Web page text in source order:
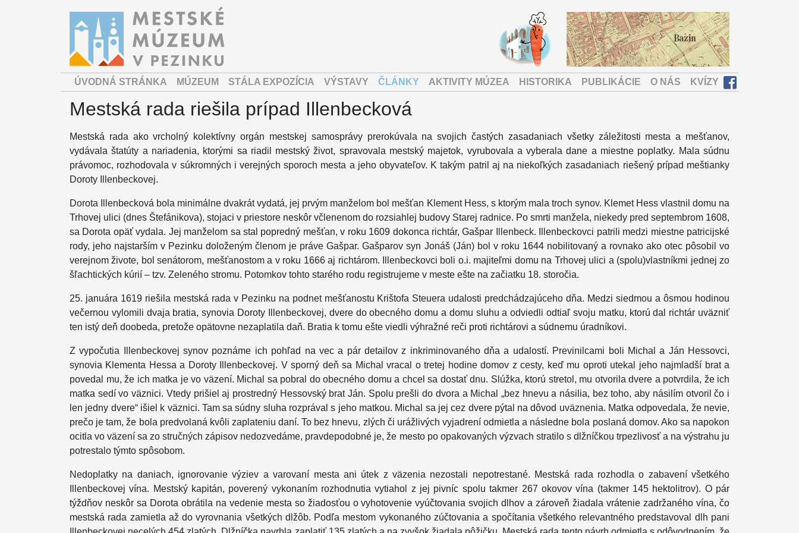
ÚVODNÁ STRÁNKA MÚZEUM STÁLA EXPOZÍCIA VÝSTAVY ČLÁNKY AKTIVITY MÚZEA HISTORIKA PUBLIKÁCIE O NÁS KVÍZY
Mestská rada riešila prípad Illenbecková
Mestská rada ako vrcholný kolektívny orgán mestskej samosprávy prerokúvala na svojich častých zasadaniach všetky záležitosti mesta a mešťanov,
vydávala štatúty a nariadenia, ktorými sa riadil mestský život, spravovala mestský majetok, vyrubovala a vyberala dane a miestne poplatky. Mala súdnu
právomoc, rozhodovala v súkromných i verejných sporoch mesta a jeho obyvateľov. K takým patril aj na niekoľkých zasadaniach riešený prípad meštianky
Doroty Illenbeckovej.
Dorota Illenbecková bola minimálne dvakrát vydatá, jej prvým manželom bol mešťan Klement Hess, s ktorým mala troch synov. Klemet Hess vlastnil domu na
Trhovej ulici (dnes Štefánikova), stojaci v priestore neskôr včlenenom do rozsiahlej budovy Starej radnice. Po smrti manžela, niekedy pred septembrom 1608,
sa Dorota opäť vydala. Jej manželom sa stal popredný mešťan, v roku 1609 dokonca richtár, Gašpar Illenbeck. Illenbeckovci patrili medzi miestne patricijské
rody, jeho najstarším v Pezinku doloženým členom je práve Gašpar. Gašparov syn Jonáš (Ján) bol v roku 1644 nobilitovaný a rovnako ako otec pôsobil vo
verejnom živote, bol senátorom, mešťanostom a v roku 1666 aj richtárom. Illenbeckovci boli o.i. majiteľmi domu na Trhovej ulici a (spolu)vlastníkmi jednej zo
šľachtických kúrií – tzv. Zeleného stromu. Potomkov tohto starého rodu registrujeme v meste ešte na začiatku 18. storočia.
25. januára 1619 riešila mestská rada v Pezinku na podnet mešťanostu Krištofa Steuera udalosti predchádzajúceho dňa. Medzi siedmou a ôsmou hodinou
večernou vylomili dvaja bratia, synovia Doroty Illenbeckovej, dvere do obecného domu a domu sluhu a odviedli odtiaľ svoju matku, ktorú dal richtár uväzniť
ten istý deň doobeda, pretože opätovne nezaplatila daň. Bratia k tomu ešte viedli výhražné reči proti richtárovi a súdnemu úradníkovi.
Z vypočutia Illenbeckovej synov poznáme ich pohľad na vec a pár detailov z inkriminovaného dňa a udalostí. Previnilcami boli Michal a Ján Hessovci,
synovia Klementa Hessa a Doroty Illenbeckovej. V sporný deň sa Michal vracal o tretej hodine domov z cesty, keď mu oproti utekal jeho najmladší brat a
povedal mu, že ich matka je vo väzení. Michal sa pobral do obecného domu a chcel sa dostať dnu. Slúžka, ktorú stretol, mu otvorila dvere a potvrdila, že ich
matka sedí vo väznici. Vtedy prišiel aj prostredný Hessovský brat Ján. Spolu prešli do dvora a Michal „bez hnevu a násilia, bez toho, aby násilím otvoril čo i
len jedny dvere“ išiel k väznici. Tam sa súdny sluha rozprával s jeho matkou. Michal sa jej cez dvere pýtal na dôvod uväznenia. Matka odpovedala, že nevie,
prečo je tam, že bola predvolaná kvôli zaplateniu daní. To bez hnevu, zlých či urážlivých vyjadrení odmietla a následne bola poslaná domov. Ako sa napokon
ocitla vo väzení sa zo stručných zápisov nedozvedáme, pravdepodobné je, že mesto po opakovaných výzvach stratilo s dlžníčkou trpezlivosť a na výstrahu ju
potrestalo týmto spôsobom.
Nedoplatky na daniach, ignorovanie výziev a varovaní mesta ani útek z väzenia nezostali nepotrestané. Mestská rada rozhodla o zabavení všetkého
Illenbeckovej vína. Mestský kapitán, poverený vykonaním rozhodnutia vytiahol z jej pivníc spolu takmer 267 okovov vína (takmer 145 hektolitrov). O pár
týždňov neskôr sa Dorota obrátila na vedenie mesta so žiadosťou o vyhotovenie vyúčtovania svojich dlhov a zároveň žiadala vrátenie zadržaného vína, čo
mestská rada zamietla až do vyrovnania všetkých dlžôb. Podľa mestom vykonaného zúčtovania a spočítania všetkého relevantného predstavoval dlh pani